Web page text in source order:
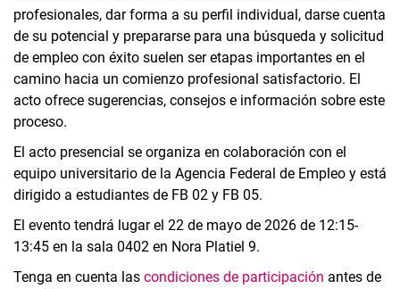
profesionales, dar forma a su perfil individual, darse cuenta
de su potencial y prepararse para una búsqueda y solicitud
de empleo con éxito suelen ser etapas importantes en el
camino hacia un comienzo profesional satisfactorio. El
acto ofrece sugerencias, consejos e información sobre este
proceso.
El acto presencial se organiza en colaboración con el
equipo universitario de la Agencia Federal de Empleo y está
dirigido a estudiantes de FB 02 y FB 05.
El evento tendrá lugar el 22 de mayo de 2026 de 12:15-
13:45 en la sala 0402 en Nora Platiel 9.
Tenga en cuenta las condiciones de participación antes de